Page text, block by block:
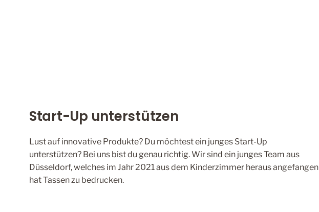
Start-Up unterstützen
Lust auf innovative Produkte? Du möchtest ein junges Start-Up
unterstützen? Bei uns bist du genau richtig. Wir sind ein junges Team aus
Düsseldorf, welches im Jahr 2021 aus dem Kinderzimmer heraus angefangen
hat Tassen zu bedrucken.